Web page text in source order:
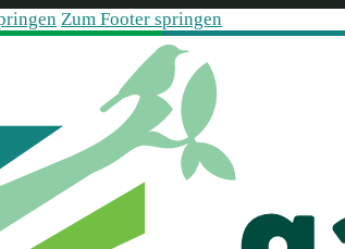
Zum Footer springen